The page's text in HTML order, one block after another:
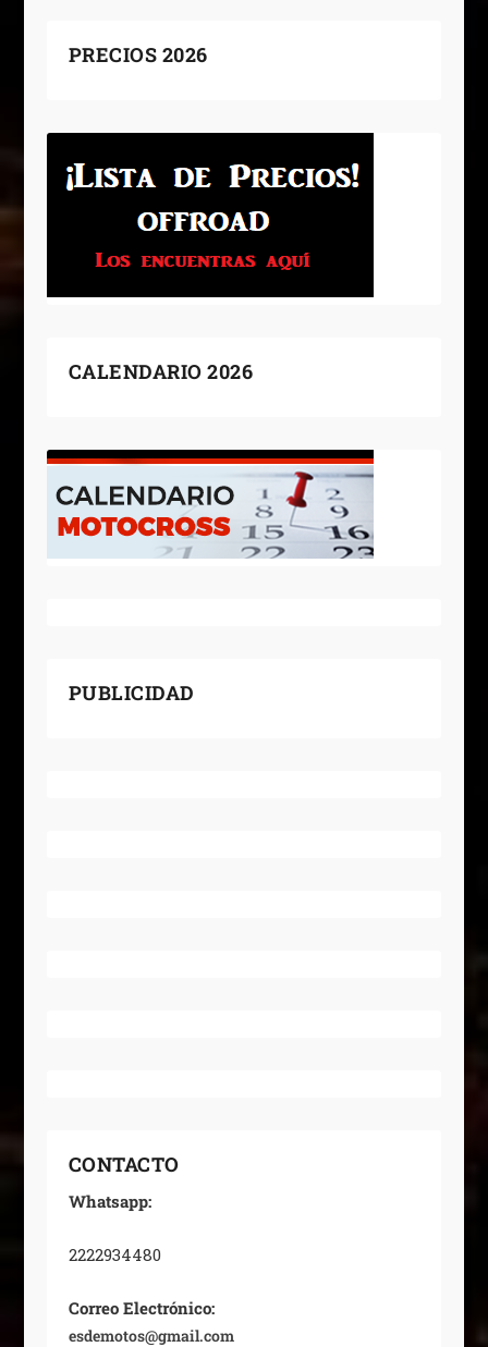
PRECIOS 2026
CALENDARIO 2026
PUBLICIDAD
CONTACTO
Whatsapp:
2222934480
Correo Electrónico:
esdemotos@gmail.com